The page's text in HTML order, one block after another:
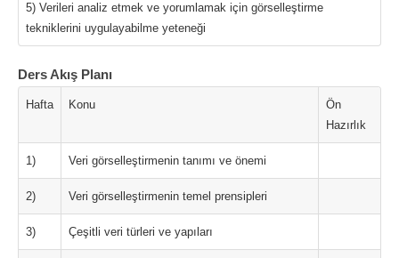
5) Verileri analiz etmek ve yorumlamak için görselleştirme
tekniklerini uygulayabilme yeteneği
Ders Akış Planı
Hafta Konu
Ön
Hazırlık
1) Veri görselleştirmenin tanımı ve önemi
2) Veri görselleştirmenin temel prensipleri
3) Çeşitli veri türleri ve yapıları